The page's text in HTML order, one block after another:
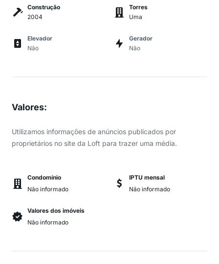
Construção
2004
Torres
Uma
Elevador
Não
Gerador
Não
Valores:
Utilizamos informações de anúncios publicados por
proprietários no site da Loft para trazer uma média.
Condomínio
Não informado
IPTU mensal
Não informado
Valores dos imóveis
Não informado